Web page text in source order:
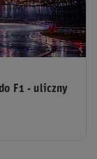
F1 - uliczny